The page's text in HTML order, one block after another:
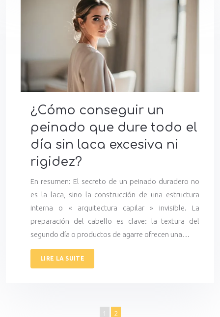
¿Cómo conseguir un
peinado que dure todo el
día sin laca excesiva ni
rigidez?
En resumen: El secreto de un peinado duradero no
es la laca, sino la construcción de una estructura
interna o « arquitectura capilar » invisible. La
preparación del cabello es clave: la textura del
segundo día o productos de agarre ofrecen una…
LIRE LA SUITE
1 2